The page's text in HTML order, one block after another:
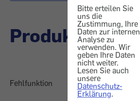
Bitte erteilen Sie
uns die
Zustimmung, Ihre
Daten zur internen
Analyse zu
verwenden. Wir
geben Ihre Daten
nicht weiter.
Lesen Sie auch
unsere
Datenschutz-
Erklärung.
Produktrückruf
Fehlfunktion